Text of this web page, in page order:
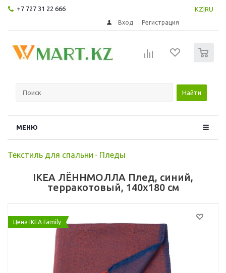
+7 727 31 22 666 KZ RU
Вход Регистрация
Найти
МЕНЮ
Текстиль для спальни - Пледы
IKEA ЛЁННМОЛЛА Плед, синий,
терракотовый, 140x180 см
Цена IKEA Family